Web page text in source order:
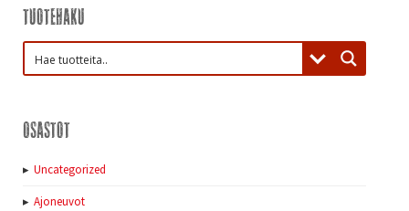
Tuotehaku
Osastot
Uncategorized
Ajoneuvot